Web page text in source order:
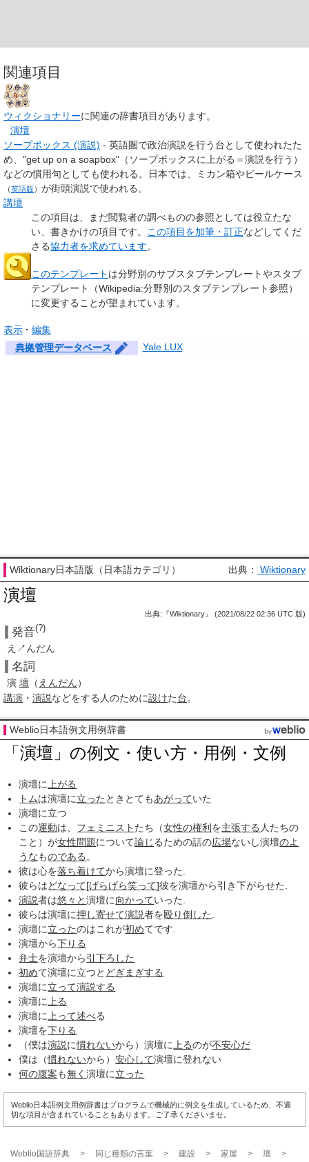
関連項目
ウィクショナリーに関連の辞書項目があります。
演壇
ソープボックス (演説) ‐ 英語圏で政治演説を行う台として使われたた
め、"get up on a soapbox"（ソープボックスに上がる＝演説を行う）
などの慣用句としても使われる。日本では、ミカン箱やビールケース
（英語版 ） が街頭演説で使われる。
講壇
この項目は、まだ閲覧者の調べものの参照としては役立たな
い、 書きかけの項目 です。 この項目を加筆・訂正などしてくだ
さる協力者を求めています。
このテンプレート は分野別のサブスタブテンプレートやスタブ
テンプレート（Wikipedia:分野別のスタブテンプレート参照）
に変更することが望まれています。
表示
編集
典拠管理データベース
Yale LUX
Wiktionary日本語版（日本語カテゴリ） 出典： Wiktionary
演壇
出典:『Wiktionary』 (2021/08/22 02:36 UTC 版)
発音(?)
え↗んだん
名詞
演 壇 （ えんだん）
講演 ・ 演説などをする人のために設けた台。
Weblio日本語例文用例辞書
「演壇」の例文・使い方・用例・文例
演壇に 上がる
トムは演壇に立った ときとてもあがっていた
演壇に立つ
この運動は、 フェミニスト たち（女性の権利 を主張する 人たちの
こと）が女性問題について論じるための話の広場ないし演壇のよ
うなものである 。
彼は心を落ち着けてから演壇に登った.
彼らはどなって[げらげら笑って]彼を演壇から引き下がらせた.
演説者は悠々と演壇に向かっていった.
彼らは演壇に押し寄せて演説者を殴り倒した
演壇に立ったのはこれが初めてです.
演壇から下りる
弁士を演壇から引下ろした
初めて演壇に立つと どぎまぎする
演壇に立って演説する
演壇に 上る
演壇に 上って述べる
演壇を下りる
（僕は演説に慣れないから）演壇に 上るのが不安心だ
僕は（慣れないから）安心して演壇に登れない
何の腹案も無く演壇に立った
Weblio日本語例文用例辞書はプログラムで機械的に例文を生成しているため、不適
切な項目が含まれていることもあります。ご了承くださいませ。
Weblio国語辞典 > 同じ種類の言葉 > 建設 > 家屋 > 壇
>